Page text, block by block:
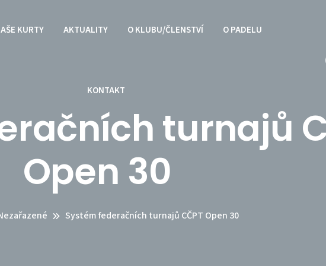
KURTY AKTUALITY O KLUBU/ČLENSTVÍ O PADELU
KONTAKT
turnajů
Open 30
Systém federačních turnajů CČPT Open 30